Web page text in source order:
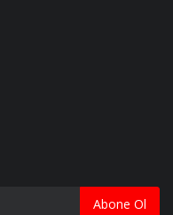
Abone Ol